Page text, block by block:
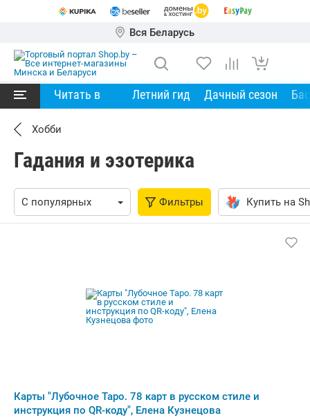
Вся Беларусь
Читать в Летний гид Дачный сезон
Хобби
Гадания и эзотерика
Фильтры Купить на
Карты "Лубочное Таро. 78 карт в русском стиле и
инструкция по QR-коду", Елена Кузнецова